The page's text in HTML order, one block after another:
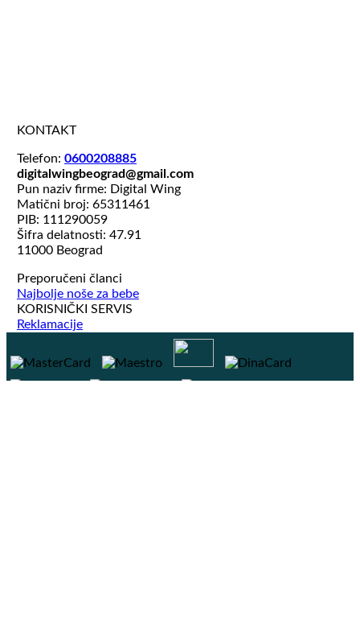
KONTAKT
Telefon: 0600208885
digitalwingbeograd@gmail.com
Pun naziv firme: Digital Wing
Matični broj: 65311461
PIB: 111290059
Šifra delatnosti: 47.91
11000 Beograd
Preporučeni članci
Najbolje noše za bebe
KORISNIČKI SERVIS
Reklamacije